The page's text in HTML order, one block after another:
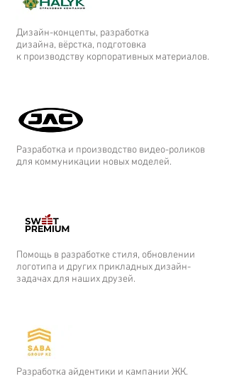
Дизайн-концепты, разработка
дизайна, вёрстка, подготовка
к производству корпоративных материалов.
Разработка и производство видео-роликов
для коммуникации новых моделей.
Помощь в разработке стиля, обновлении
логотипа и других прикладных дизайн-
задачах для наших друзей.
Разработка айдентики и кампании ЖК.